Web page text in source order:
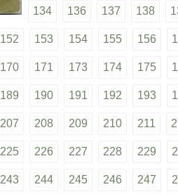
134 136 137 138
152 153 154 155 156
170 171 173 174 175
189 190 191 192 193
207 208 209 210 211
225 226 227 228 229
243 244 245 246 247